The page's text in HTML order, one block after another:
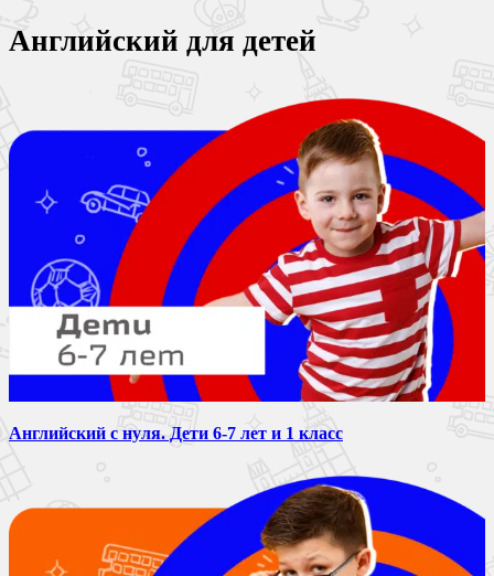
Английский для детей
Английский с нуля. Дети 6-7 лет и 1 класс